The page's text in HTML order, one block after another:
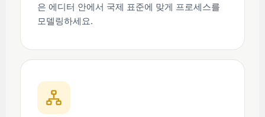
은 에디터 안에서 국제 표준에 맞게 프로세스를
모델링하세요.